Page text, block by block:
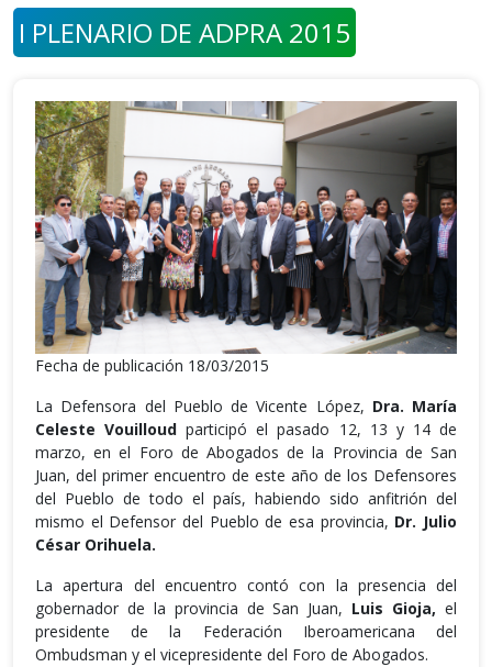
I PLENARIO DE ADPRA 2015
Fecha de publicación 18/03/2015
La Defensora del Pueblo de Vicente López, Dra. María
Celeste Vouilloudparticipó el pasado 12, 13 y 14 de
marzo, en el Foro de Abogados de la Provincia de San
Juan, del primer encuentro de este año de los Defensores
del Pueblo de todo el país, habiendo sido anfitrión del
mismo el Defensor del Pueblo de esa provincia, Dr. Julio
César Orihuela.
La apertura del encuentro contó con la presencia del
gobernador de la provincia de San Juan, Luis Gioja, el
presidente de la Federación Iberoamericana del
Ombudsman y el vicepresidente del Foro de Abogados.